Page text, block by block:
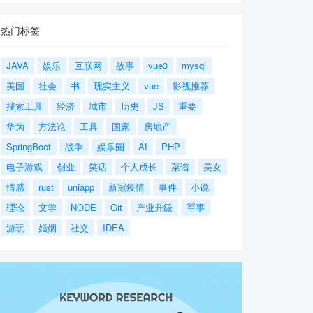
热门标签
JAVA 娱乐 互联网 故事 vue3
mysql
美国
社会 书 现实主义 vue
影视推荐
搜索工具
经济 城市 历史 JS
重要
华为
方法论 工具 国家
房地产
SpringBoot
战争 娱乐圈 AI
PHP
电子游戏
创业 笑话 个人成长 菜谱
美女
情感
rust uniapp 新冠疫情 事件
小说
理论
文学 NODE Git 产业升级
军事
游玩
婚姻 社交 IDEA